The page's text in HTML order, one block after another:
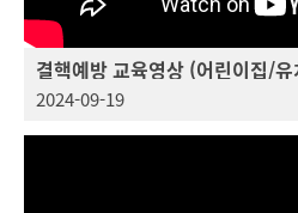
결핵예방 교육영상 (어린이집/
2024-09-19